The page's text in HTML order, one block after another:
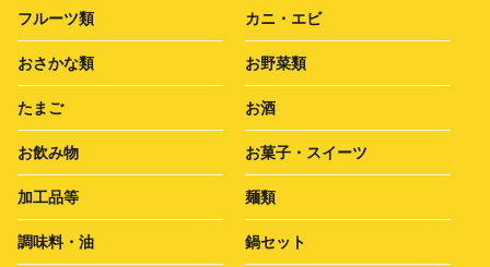
フルーツ類 カニ・エビ
おさかな類 お野菜類
たまご お酒
お飲み物 お菓子・スイーツ
加工品等 麺類
調味料・油 鍋セット